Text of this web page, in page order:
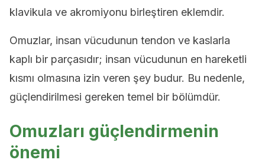
klavikula ve akromiyonu birleştiren eklemdir.
Omuzlar, insan vücudunun tendon ve kaslarla
kaplı bir parçasıdır; insan vücudunun en hareketli
kısmı olmasına izin veren şey budur. Bu nedenle,
güçlendirilmesi gereken temel bir bölümdür.
Omuzları güçlendirmenin
önemi